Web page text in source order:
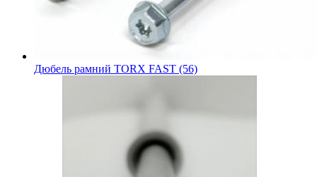
Дюбель рамний TORX FAST (56)